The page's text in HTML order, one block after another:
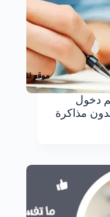
دخول
بدون مذاكرة